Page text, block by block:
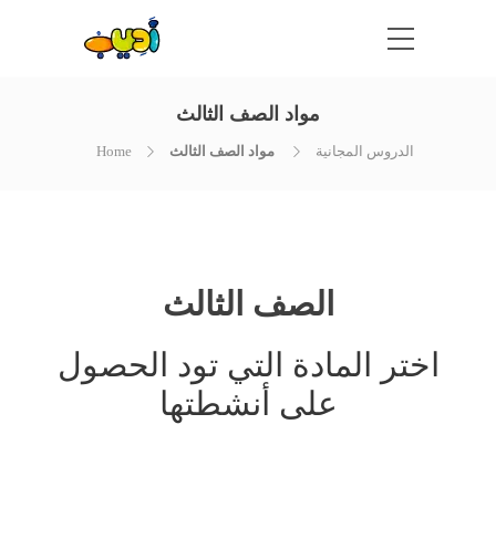
مواد الصف الثالث
Home الدروس المجانية مواد الصف الثالث
الصف الثالث
اختر المادة التي تود الحصول
على أنشطتها